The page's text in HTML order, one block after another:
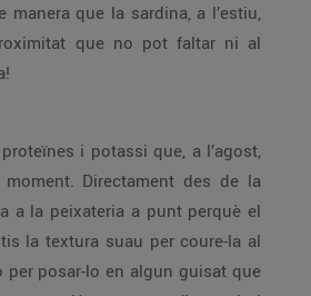
manera que la sardina, a l’estiu,
que no pot faltar ni al
i potassi que, a l’agost,
Directament des de la
a la peixateria a punt perquè el
la textura suau per coure-la al
per posar-lo en algun guisat que